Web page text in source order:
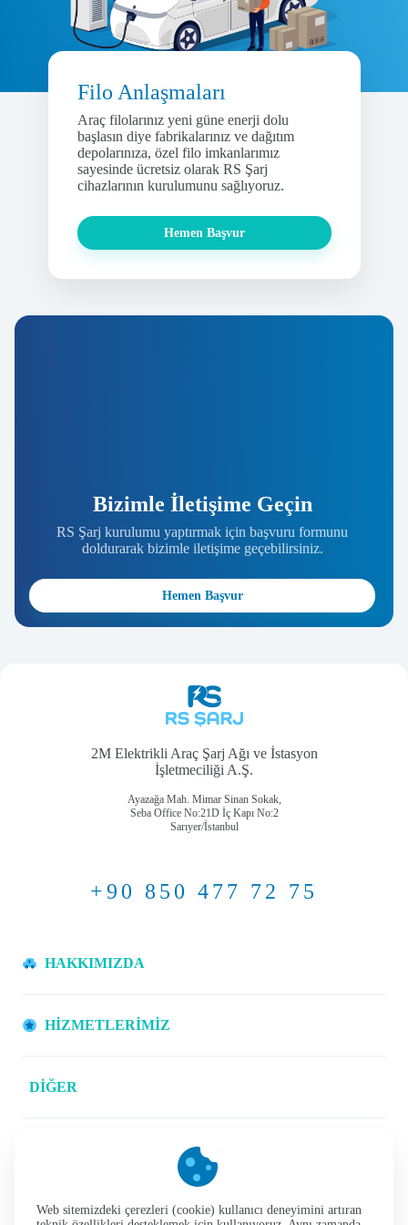
Web sitemizdeki çerezleri (cookie) kullanıcı deneyimini artıran
Filo Anlaşmaları
Araç filolarınız yeni güne enerji dolu
başlasın diye fabrikalarınız ve dağıtım
depolarınıza, özel filo imkanlarımız
sayesinde ücretsiz olarak RS Şarj
cihazlarının kurulumunu sağlıyoruz.
Hemen Başvur
Bizimle İletişime Geçin
RS Şarj kurulumu yaptırmak için başvuru formunu
doldurarak bizimle iletişime geçebilirsiniz.
Hemen Başvur
2M Elektrikli Araç Şarj Ağı ve İstasyon
İşletmeciliği A.Ş.
Ayazağa Mah. Mimar Sinan Sokak,
Seba Office No:21D İç Kapı No:2
Sarıyer/İstanbul
+90 850 477 72 75
HAKKIMIZDA
HİZMETLERİMİZ
DİĞER
Çerez Politikası
Gizlilik Politikası
Kişisel Verilerin Korunması